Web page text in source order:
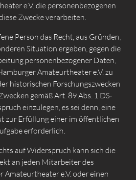
e.V. die personenbezogenen
Zwecke verarbeiten.
Person das Recht, aus Gründen,
Situation ergeben, gegen die
personenbezogener Daten,
Amateurtheater e.V. zu
historischen Forschungszwecken
gemäß Art. 89 Abs. 1 DS-
einzulegen, es sei denn, eine
zur Erfüllung einer im öffentlichen
erforderlich.
auf Widerspruch kann sich die
an jeden Mitarbeiter des
Amateurtheater e.V. oder einen